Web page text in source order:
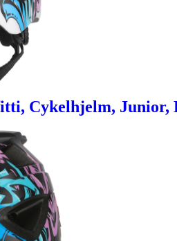
Cykelhjelm, Junior,